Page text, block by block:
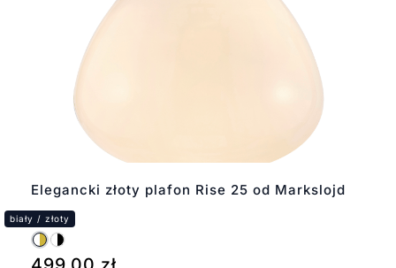
Elegancki złoty plafon Rise 25 od Markslojd